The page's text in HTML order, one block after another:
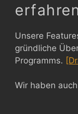
Unsere
gründliche
Programms.
Wir haben